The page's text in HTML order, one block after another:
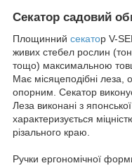
Секатор садовий
Площинний секатор V-
живих стебел рослин
тощо) максимальною
Має місяцеподібні леза,
опорним. Секатор
Леза виконані з
характеризується
різального краю.
Ручки ергономічної